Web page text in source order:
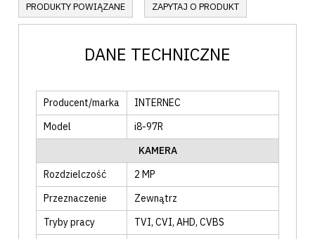
PRODUKTY POWIĄZANE ZAPYTAJ O PRODUKT
DANE TECHNICZNE
Producent/marka
INTERNEC
Model
i8-97R
KAMERA
Rozdzielczość
2 MP
Przeznaczenie
Zewnątrz
Tryby pracy
TVI, CVI, AHD, CVBS